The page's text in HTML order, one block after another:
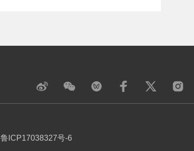
鲁lCP17038327号-6